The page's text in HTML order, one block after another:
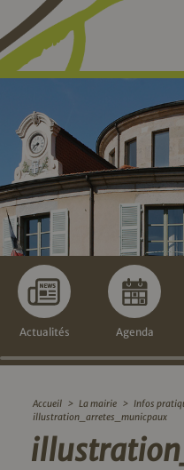
Actualités Agenda
Accueil > La mairie > Infos
illustration_arretes_municpaux